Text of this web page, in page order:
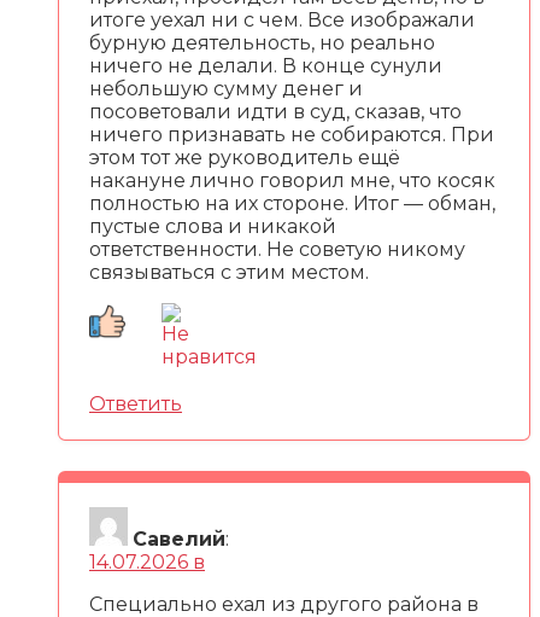
итоге уехал ни с чем. Все изображали
бурную деятельность, но реально
ничего не делали. В конце сунули
небольшую сумму денег и
посоветовали идти в суд, сказав, что
ничего признавать не собираются. При
этом тот же руководитель ещё
накануне лично говорил мне, что косяк
полностью на их стороне. Итог — обман,
пустые слова и никакой
ответственности. Не советую никому
связываться с этим местом.
Ответить
Савелий:
14.07.2026 в
Специально ехал из другого района в